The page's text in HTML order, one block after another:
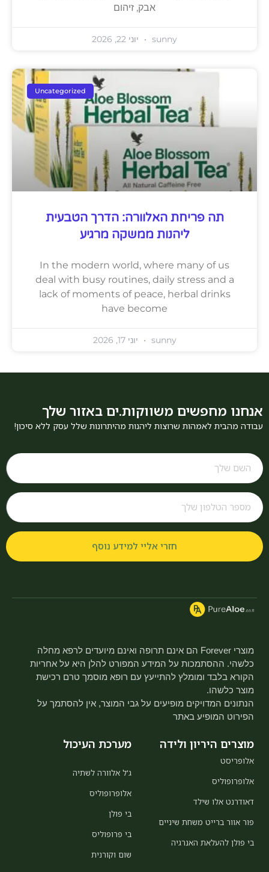
אבק, זיהום
sunny יוני 22, 2026
Uncategorized
תה פריחת האלוורה: הדרך הטבעית
ליהנות ממשקה מרגיע
In the modern world, where many of us
deal with busy routines, daily stress and a
lack of moments of peace, herbal drinks
have become
sunny יוני 17, 2026
אנחנו מחפשים משווקות.ים באזור שלך
עבודה מהבית לאמהות שרוצות ליהנות מהיתרונות שלל עסק ללא סיכון!
חזרי אליי למידע נוסף
מוצרי Forever הם אינם תרופה ואינם מיועדים לרפא מחלה
כלשהי. ההסתמכות על המידע המפורט להלן היא על אחריות
הקורא בלבד ומומלץ להתייעץ עם רופא מוסמך טרם רכישת
מוצר כלשהו.
הנתונים המדויקים מופיעים על גבי המוצר, אין להסתמך על
הפירוט המופיע באתר
מוצרים היריון ולידה
אלופריסט
אלופרופוליס
דאודרנט אלו שילד
פור אוור ברייט משחת שיניים
בי פולן להעלאת האנרגיה
מערכת העיכול
ג'ל אלוורה לשתיה
אלופרופוליס
בי פולן
בי פרופוליס
שום וקורנית